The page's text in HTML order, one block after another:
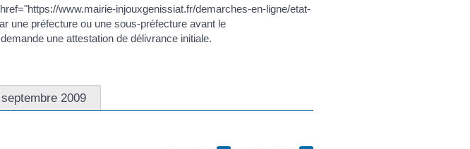
www.mairie-injouxgenissiat.fr/demarches-en-ligne/etat-
une préfecture ou une sous-préfecture avant le
une attestation de délivrance initiale.
2009